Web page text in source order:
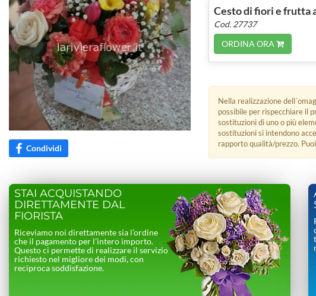
Condividi
Cesto di fiori e frutta
Cod. 27737
ORDINA ORA
Nella realizzazione
possibile per rispecchiare il
sostituzioni di uno o più
sostituzioni si intendono
rapporto qualità/prezzo.
STAI ACQUISTANDO
DIRETTAMENTE DAL
FIORISTA
Riceviamo noi direttamente sia l’ordine
che il pagamento per l’intero importo.
Questo ci permette di realizzare il servizio
richiesto nel migliore dei modi, con
reciproca soddisfazione.